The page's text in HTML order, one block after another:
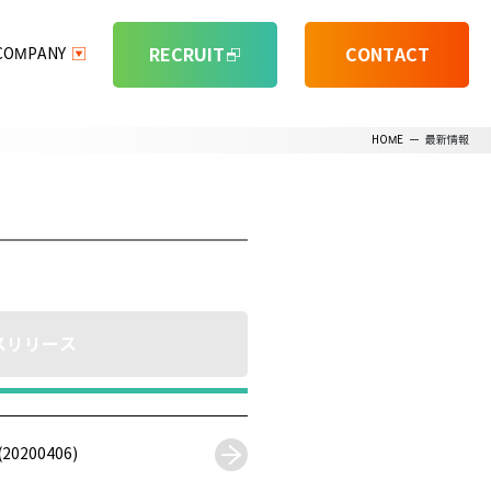
RECRUIT CONTACT
HOME ー 最新情報